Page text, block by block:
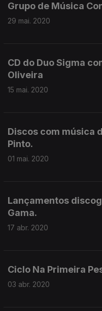
Grupo de Música
29 mai. 2020
CD do Duo Sigma
Oliveira
15 mai. 2020
Discos com música
Pinto.
01 mai. 2020
Lançamentos
Gama.
17 abr. 2020
Ciclo Na Primeira
03 abr. 2020